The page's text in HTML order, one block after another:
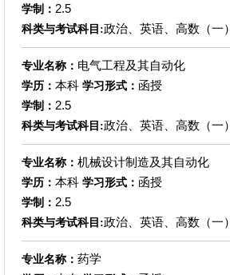
学制： 2.5
科类与考试科目:政治、英语、高数（一）
专业名称： 电气工程及其自动化
学历： 本科 学习形式： 函授
学制： 2.5
科类与考试科目:政治、英语、高数（一）
专业名称： 机械设计制造及其自动化
学历： 本科 学习形式： 函授
学制： 2.5
科类与考试科目:政治、英语、高数（一）
专业名称： 药学